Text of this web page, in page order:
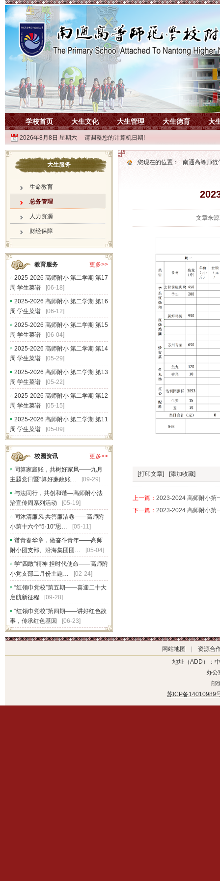
学校首页 大生文化 大生管理 大生德育 大
2026年8月8日 星期六 请调整您的计算机日期!
大生服务
生命教育
总务管理
人力资源
财经保障
更多>>
教育服务
2025-2026 高师附小 第二学期 第17
周 学生菜谱
[06-18]
2025-2026 高师附小 第二学期 第16
周 学生菜谱
[06-12]
2025-2026 高师附小 第二学期 第15
周 学生菜谱
[06-04]
2025-2026 高师附小 第二学期 第14
周 学生菜谱
[05-29]
2025-2026 高师附小 第二学期 第13
周 学生菜谱
[05-22]
2025-2026 高师附小 第二学期 第12
周 学生菜谱
[05-15]
2025-2026 高师附小 第二学期 第11
周 学生菜谱
[05-09]
更多>>
校园资讯
同算家庭账，共树好家风——九月
主题党日暨“算好廉政账…
[09-29]
与法同行，共创和谐—高师附小法
治宣传周系列活动
[05-19]
同沐清廉风 共答廉洁卷——高师附
小第十六个“5·10”思…
[05-11]
谱青春华章，做奋斗青年——高师
附小团支部、沿海集团团…
[05-04]
学“四敢”精神 担时代使命——高师附
小党支部二月份主题…
[02-24]
“红领巾党校”第五期——喜迎二十大
启航新征程
[09-28]
“红领巾党校”第四期——讲好红色故
事，传承红色基因
[06-23]
您现在的位置： 南通高等师范
文章来
[打印文章] [添加收藏]
上一篇： 2023-2024 高师附小第
下一篇： 2023-2024 高师附小第
网站地图
资源合
地址（ADD）：
办公
邮
苏ICP备14010989